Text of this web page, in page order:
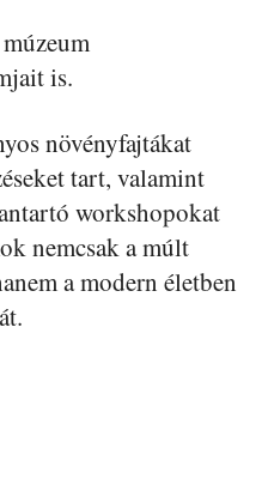
is.
növényfajtákat
tart, valamint
workshopokat
nemcsak a múlt
a modern életben